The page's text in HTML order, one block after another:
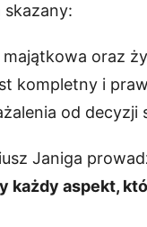
skazany:
oraz
kompletny i
od decyzji
Janiga
każdy aspekt,